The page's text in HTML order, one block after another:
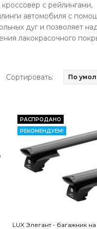
с рейлингами,
автомобиля с
дуг и позволяет
лакокрасочного
Сортировать:
РАСПРОДАНО
РЕКОМЕНДУЕМ!
LUX Элегант - багажник на